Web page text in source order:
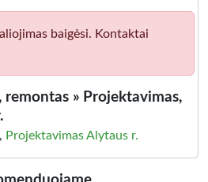
baigėsi. Kontaktai
remontas » Projektavimas,
, Projektavimas Alytaus r.